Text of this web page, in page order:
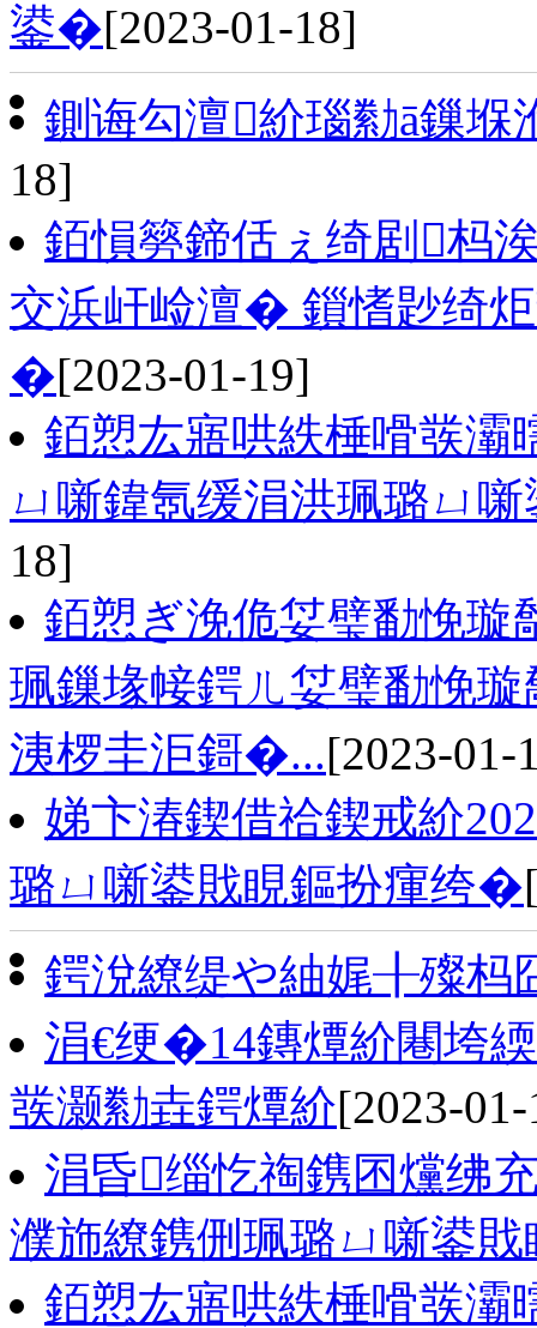
鍙�[2023-01-18]
鍘诲勾澶紒瑙勬ā鏁堢
18]
銆愪簩鍗佸ぇ绮剧杩
交浜屽崄澶� 鎻愭尟绮
�[2023-01-19]
銆愬厷寤哄紩棰嗗彂灞
ㄩ噺鍏氬缓涓洪珮璐ㄩ
18]
銆愬ぎ浼佹姇璧勫悗璇
珮鏁堟帹鍔ㄦ姇璧勫悗
洟椤圭洰鎶�...[2023-01-
娣卞湷鍥借祫鍥戒紒
璐ㄩ噺鍙戝睍鏂扮瘒绔�
鍔涗繚缇や紬娓╂殩杩
涓€绠�14鏄燂紒闀垮
彂灏勬垚鍔燂紒[2023-
涓昏缁忔祹鎸囨爣绋
濮斾繚鎸侀珮璐ㄩ噺鍙
銆愬厷寤哄紩棰嗗彂灞